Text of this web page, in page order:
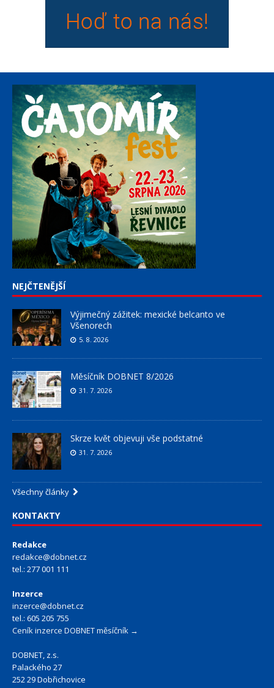
NEJČTENĚJŠÍ
Výjimečný zážitek: mexické belcanto ve
Všenorech
5. 8. 2026
Měsíčník DOBNET 8/2026
31. 7. 2026
Skrze květ objevuji vše podstatné
31. 7. 2026
Všechny články
KONTAKTY
Redakce
redakce@dobnet.cz
tel.: 277 001 111
Inzerce
inzerce@dobnet.cz
tel.: 605 205 755
Ceník inzerce DOBNET měsíčník →
DOBNET, z.s.
Palackého 27
252 29 Dobřichovice